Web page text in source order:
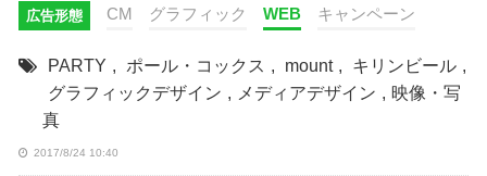
広告形態 CM グラフィック WEB キャンペーン
PARTY , ポール・コックス , mount , キリンビール ,
グラフィックデザイン , メディアデザイン , 映像・写
真
2017/8/24 10:40